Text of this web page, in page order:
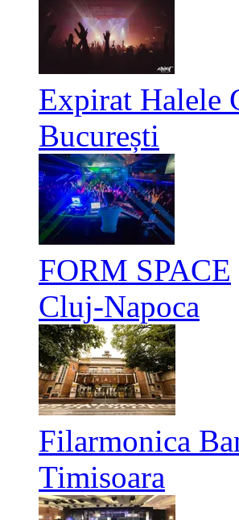
Expirat Halele
București
FORM SPACE
Cluj-Napoca
Filarmonica
Timisoara